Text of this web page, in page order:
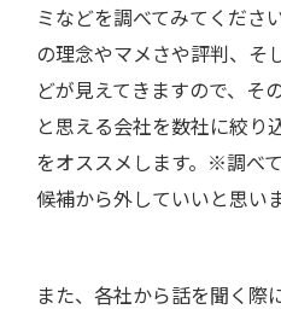
ミなどを調べてみてくださ
の理念やマメさや評判、そ
どが見えてきますので、そ
と思える会社を数社に絞り
をオススメします。※調べ
候補から外していいと思いま
また、各社から話を聞く際